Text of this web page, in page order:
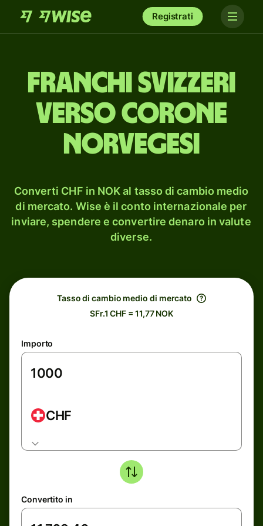
Registrati
franchi svizzeri
verso corone
norvegesi
Converti CHF in NOK al tasso di cambio medio
di mercato. Wise è il conto internazionale per
inviare, spendere e convertire denaro in valute
diverse.
Tasso di cambio medio di mercato
SFr.1 CHF = 11,77 NOK
Importo
CHF
Convertito in